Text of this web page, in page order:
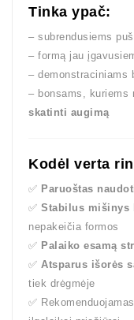
Tinka ypač:
– subrendusiems
– formą jau
– demonstraciniams
– bonsams, kuriems
skatinti augimą
Kodėl verta
✅ Paruoštas
✅ Stabilus mišinys
nepakeičia formos
✅ Palaiko esamą
✅ Atsparus išorės
tiek drėgmėje
✅